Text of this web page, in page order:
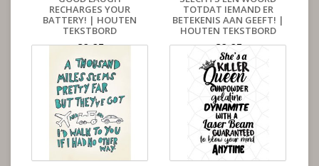
RECHARGES YOUR
BATTERY! | HOUTEN
TEKSTBORD
€9,95
TOTDAT IEMAND ER
BETEKENIS AAN GEEFT! |
HOUTEN TEKSTBORD
€9,95